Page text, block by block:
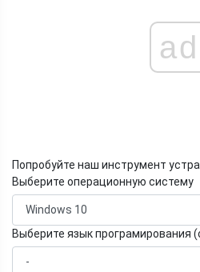
ad
Попробуйте наш инструмент
Выберите операционную систему
Выберите язык програмирования